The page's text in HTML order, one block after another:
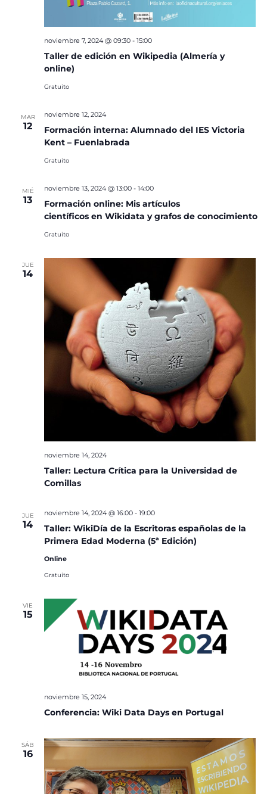
Taller de edición en Wikipedia (Almería y
online)
noviembre 7, 2024 @ 09:30- 15:00
Gratuito
MAR
12
Formación interna: Alumnado del IES Victoria
Kent – Fuenlabrada
noviembre 12, 2024
Gratuito
MIÉ
13
Formación online: Mis artículos
científicos en Wikidata y grafos de conocimiento
noviembre 13, 2024 @ 13:00- 14:00
Gratuito
JUE
14
Taller: Lectura Crítica para la Universidad de
Comillas
noviembre 14, 2024
JUE
14
Taller: WikiDía de la Escritoras españolas de la
Primera Edad Moderna (5ª Edición)
noviembre 14, 2024 @ 16:00- 19:00
Online
Gratuito
VIE
15
Conferencia: Wiki Data Days en Portugal
noviembre 15, 2024
SÁB
16